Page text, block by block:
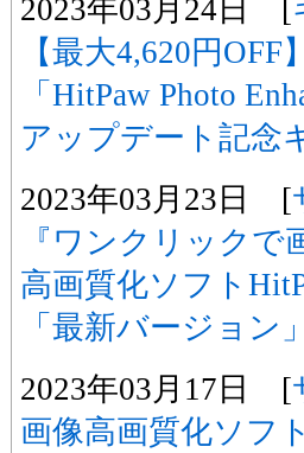
2023年03月24日 [
【最大4,620円
「HitPaw Photo
アップデート記念
2023年03月23日 [
『ワンクリック
高画質化ソフト
「最新バージョン
2023年03月17日 [
画像高画質化ソフ